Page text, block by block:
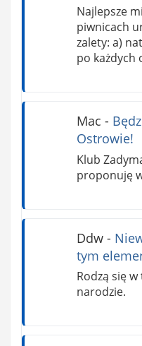
Najlepsze
piwnicach
zalety: a)
po każdych
Mac -
Ostrowie!
Klub
proponuję
Ddw-
tym
Rodzą się
narodzie.